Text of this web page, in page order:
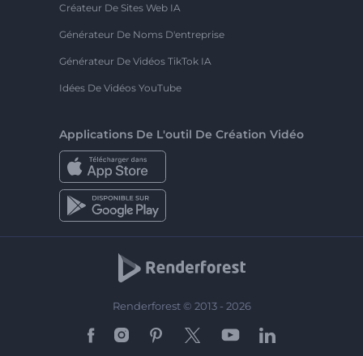
Créateur De Sites Web IA
Générateur De Noms D'entreprise
Générateur De Vidéos TikTok IA
Idées De Vidéos YouTube
Applications De L'outil De Création Vidéo
Renderforest © 2013 - 2026